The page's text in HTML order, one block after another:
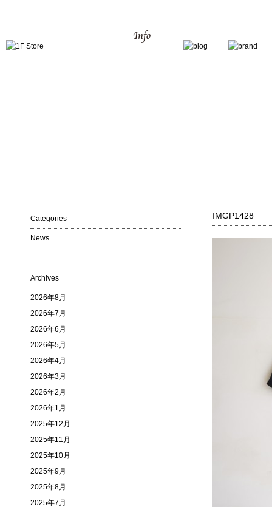
IMGP1428
Categories
News
Archives
2026年8月
2026年7月
2026年6月
2026年5月
2026年4月
2026年3月
2026年2月
2026年1月
2025年12月
2025年11月
2025年10月
2025年9月
2025年8月
2025年7月